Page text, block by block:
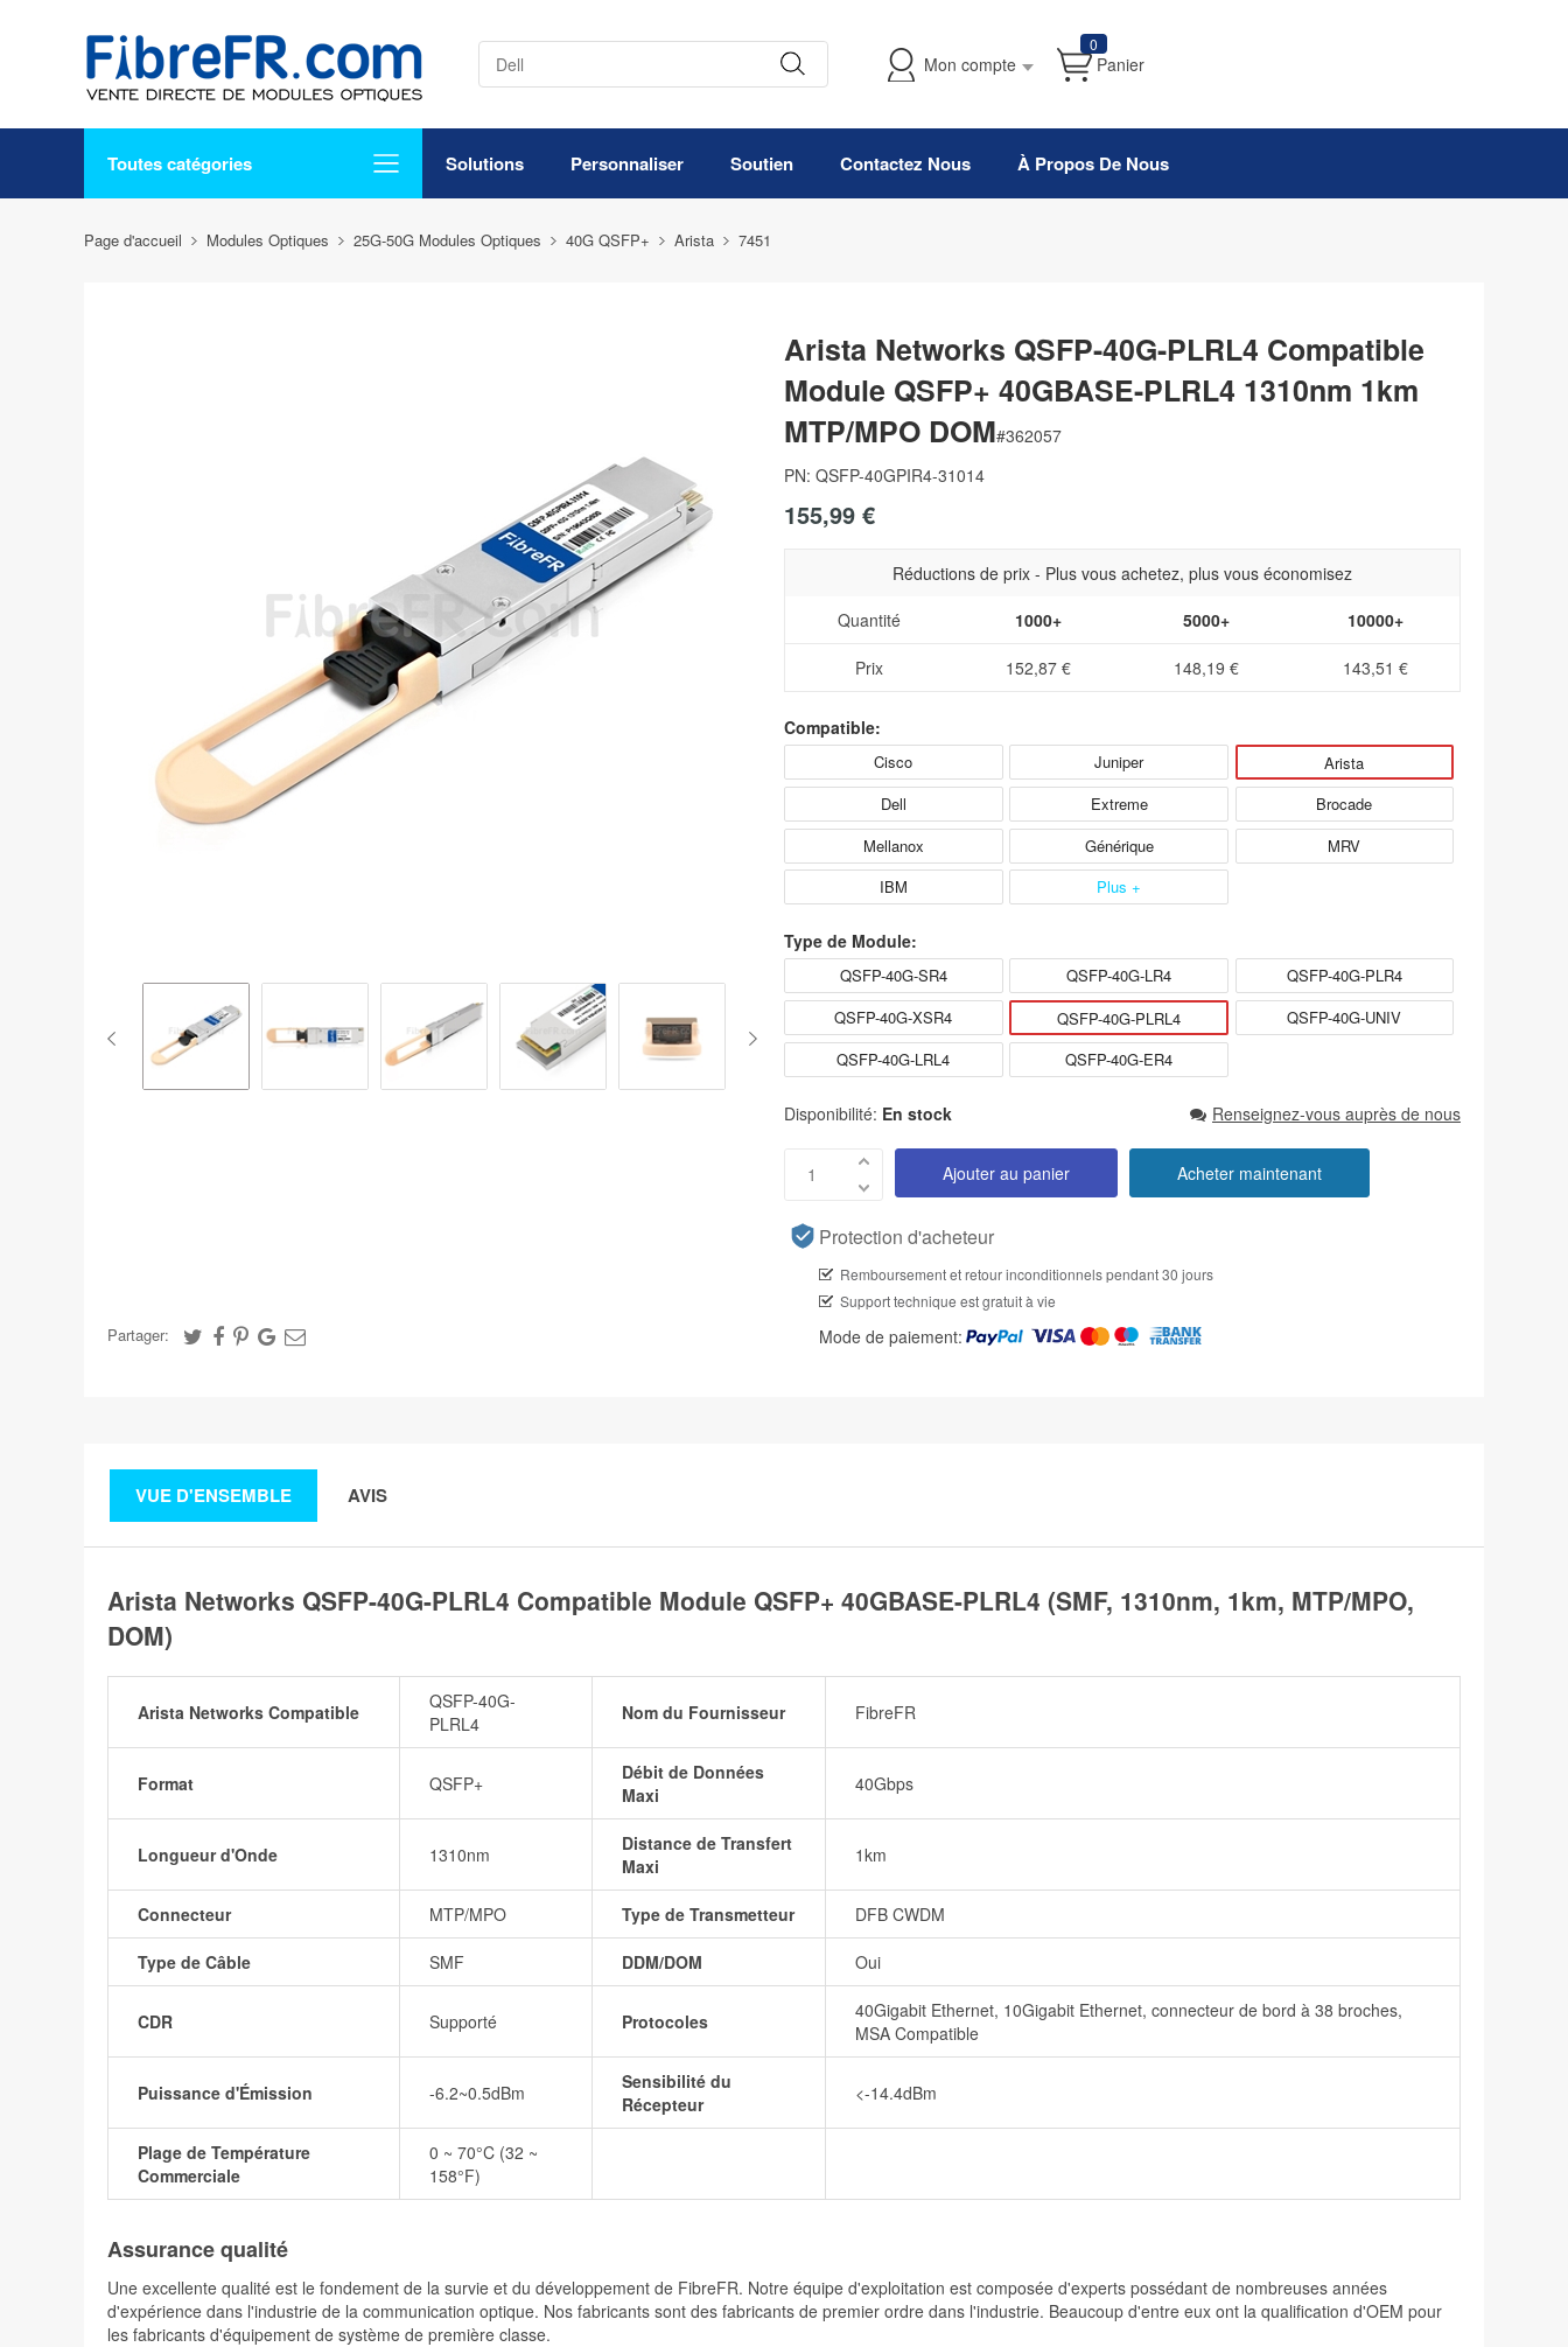
Mon compte
0
Panier
Toutes catégories Solutions Personnaliser Soutien Contactez Nous À Propos De Nous
Page d'accueil Modules Optiques 25G-50G Modules Optiques 40G QSFP+ Arista 7451
Partager:
Arista Networks QSFP-40G-PLRL4 Compatible
Module QSFP+ 40GBASE-PLRL4 1310nm 1km
MTP/MPO DOM#362057
PN: QSFP-40GPIR4-31014
155,99 €
Réductions de prix - Plus vous achetez, plus vous économisez
Quantité
1000+ 5000+ 10000+
Prix 152,87 € 148,19 € 143,51 €
Compatible:
Cisco Juniper
Arista
Dell
Extreme
Brocade
Mellanox
Générique
MRV
IBM
Plus +
Type de Module:
QSFP-40G-SR4 QSFP-40G-LR4
QSFP-40G-PLR4
QSFP-40G-XSR4
QSFP-40G-PLRL4
QSFP-40G-UNIV
QSFP-40G-LRL4
QSFP-40G-ER4
Disponibilité: En stock Renseignez-vous auprès de nous
Ajouter au panier Acheter maintenant
Protection d'acheteur
Remboursement et retour inconditionnels pendant 30 jours
Support technique est gratuit à vie
Mode de paiement:
VUE D'ENSEMBLE AVIS
Arista Networks QSFP-40G-PLRL4 Compatible Module QSFP+ 40GBASE-PLRL4 (SMF, 1310nm, 1km, MTP/MPO,
DOM)
Arista Networks Compatible
QSFP-40G-
PLRL4
Nom du Fournisseur FibreFR
Format QSFP+
Débit de Données
Maxi
40Gbps
Longueur d'Onde 1310nm
Distance de Transfert
Maxi
1km
Connecteur MTP/MPO Type de Transmetteur DFB CWDM
Type de Câble SMF DDM/DOM Oui
CDR Supporté Protocoles
40Gigabit Ethernet, 10Gigabit Ethernet, connecteur de bord à 38 broches,
MSA Compatible
Puissance d'Émission -6.2~0.5dBm
Sensibilité du
Récepteur
<-14.4dBm
Plage de Température
Commerciale
0 ~ 70°C (32 ~
158°F)
Assurance qualité
Une excellente qualité est le fondement de la survie et du développement de FibreFR. Notre équipe d'exploitation est composée d'experts possédant de nombreuses années
d'expérience dans l'industrie de la communication optique. Nos fabricants sont des fabricants de premier ordre dans l'industrie. Beaucoup d'entre eux ont la qualification d'OEM pour
les fabricants d'équipement de système de première classe.